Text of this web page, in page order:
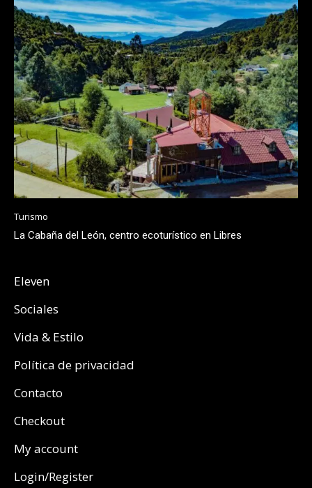
Turismo
La Cabaña del León, centro ecoturístico en Libres
Eleven
Sociales
Vida & Estilo
Política de privacidad
Contacto
Checkout
My account
Login/Register